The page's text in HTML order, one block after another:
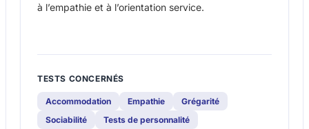
à l’empathie et à l’orientation service.
TESTS CONCERNÉS
Accommodation Empathie
Grégarité
Sociabilité
Tests de personnalité